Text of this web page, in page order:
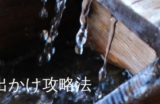
かけ攻略法